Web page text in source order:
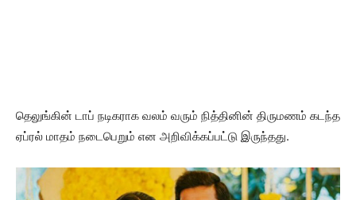
தெலுங்கின் டாப் நடிகராக வலம் வரும் நித்தினின் திருமணம் கடந்த
ஏப்ரல் மாதம் நடைபெறும் என அறிவிக்கப்பட்டு இருந்தது.